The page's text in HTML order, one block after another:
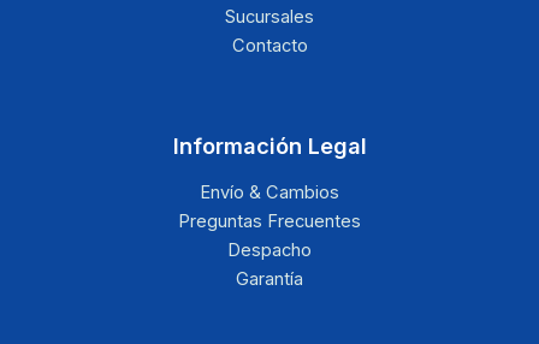
Sucursales
Contacto
Información Legal
Envío & Cambios
Preguntas Frecuentes
Despacho
Garantía